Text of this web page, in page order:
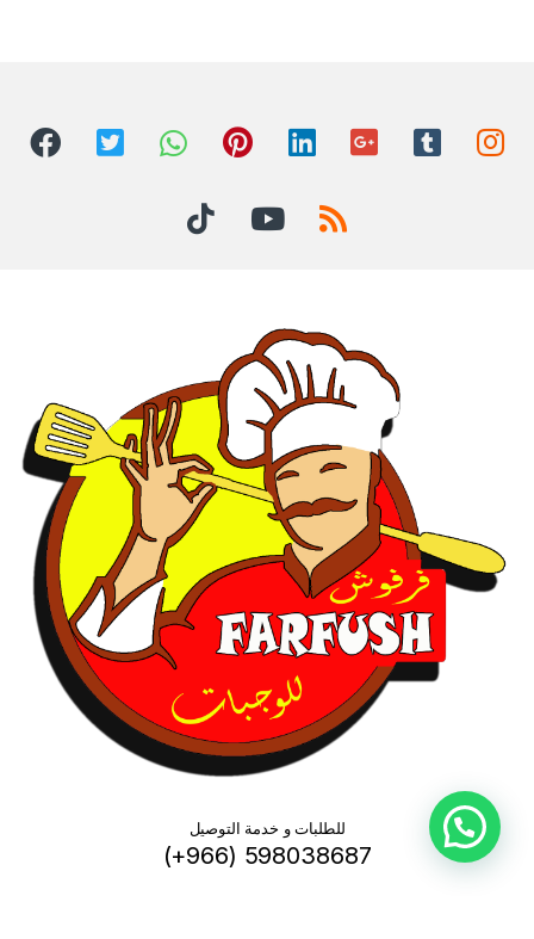
للطلبات و خدمة التوصيل
(+966) 598038687